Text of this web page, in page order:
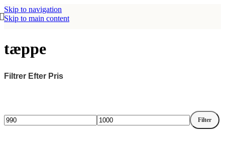
Skip to navigation
Skip to main content
tæppe
Filtrer Efter Pris
Mindste
Højeste
Filter